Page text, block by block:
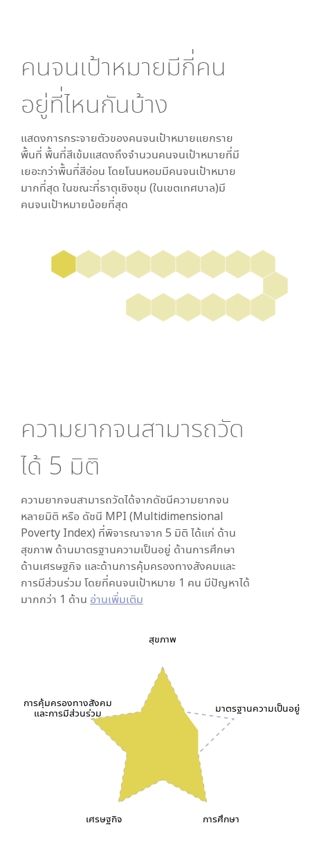
คนจนเป้าหมายมีกี่คน
อยู่ที่ไหนกันบ้าง
แสดงการกระจายตัวของคนจนเป้าหมายแยกราย
พื้นที่ พื้นที่สีเข้มแสดงถึงจำนวนคนจนเป้าหมายที่มี
เยอะกว่าพื้นที่สีอ่อน โดยโนนหอมมีคนจนเป้าหมาย
มากที่สุด ในขณะที่ธาตุเชิงชุม (ในเขตเทศบาล)มี
คนจนเป้าหมายน้อยที่สุด
ความยากจนสามารถวัด
ได้ 5 มิติ
ความยากจนสามารถวัดได้จากดัชนีความยากจน
หลายมิติ หรือ ดัชนี MPI (Multidimensional
Poverty Index) ที่พิจารณาจาก 5 มิติ ได้แก่ ด้าน
สุขภาพ ด้านมาตรฐานความเป็นอยู่ ด้านการศึกษา
ด้านเศรษฐกิจ และด้านการคุ้มครองทางสังคมและ
การมีส่วนร่วม โดยที่คนจนเป้าหมาย 1 คน มีปัญหาได้
มากกว่า 1 ด้าน อ่านเพิ่มเติม
สุขภาพ
มาตรฐานความเป็นอยู่
การศึกษา
เศรษฐกิจ
การคุ้มครองทางสังคม
และการมีส่วนร่วม